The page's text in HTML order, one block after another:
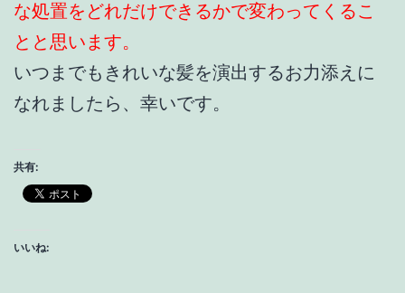
な処置をどれだけできるかで変わってくるこ
とと思います。
いつまでもきれいな髪を演出するお力添えに
なれましたら、幸いです。
共有:
いいね: